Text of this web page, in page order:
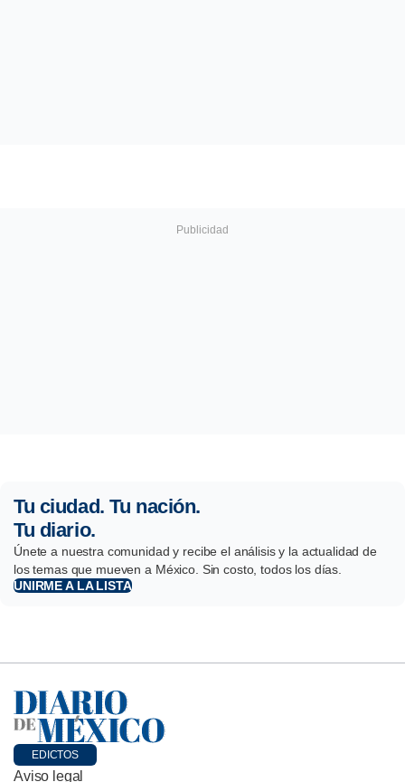
Tu ciudad. Tu nación.
Tu diario.
Únete a nuestra comunidad y recibe el análisis y la actualidad de
los temas que mueven a México. Sin costo, todos los días.
UNIRME A LA LISTA
EDICTOS
Aviso legal